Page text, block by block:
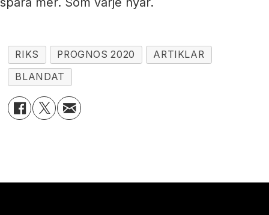
RIKS PROGNOS 2020
ARTIKLAR
BLANDAT